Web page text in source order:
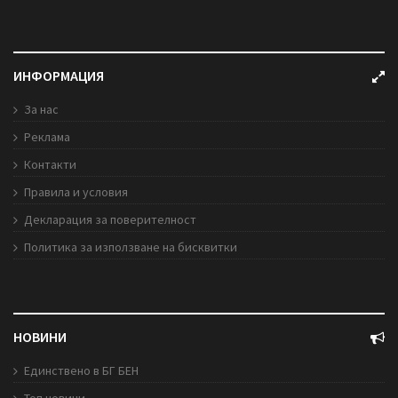
ИНФОРМАЦИЯ
За нас
Реклама
Контакти
Правила и условия
Декларация за поверителност
Политика за използване на бисквитки
НОВИНИ
Единствено в БГ БЕН